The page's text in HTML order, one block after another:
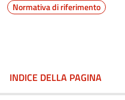
Normativa di riferimento
INDICE DELLA PAGINA